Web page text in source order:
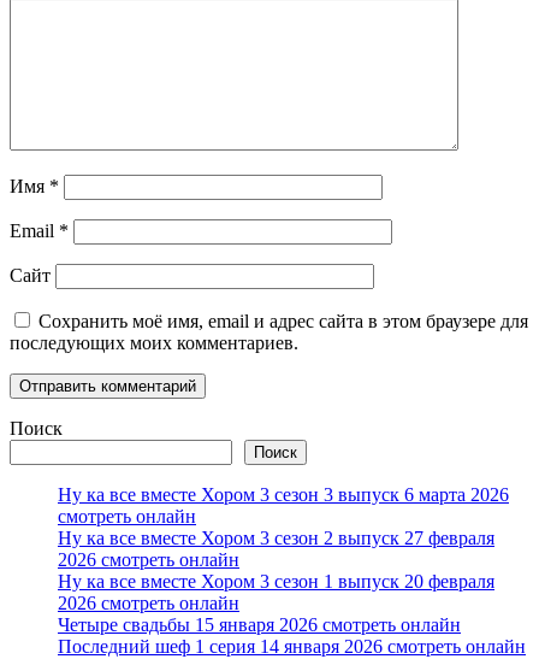
Имя *
Email *
Сайт
Сохранить моё имя, email и адрес сайта в этом браузере для
последующих моих комментариев.
Поиск
Поиск
Ну ка все вместе Хором 3 сезон 3 выпуск 6 марта 2026
смотреть онлайн
Ну ка все вместе Хором 3 сезон 2 выпуск 27 февраля
2026 смотреть онлайн
Ну ка все вместе Хором 3 сезон 1 выпуск 20 февраля
2026 смотреть онлайн
Четыре свадьбы 15 января 2026 смотреть онлайн
Последний шеф 1 серия 14 января 2026 смотреть онлайн